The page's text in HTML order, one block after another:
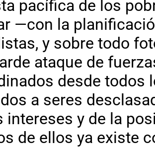
pacífica de los
—con la
y sobre todo
ataque de
desde todos
a seres
intereses y de la
de ellos ya existe